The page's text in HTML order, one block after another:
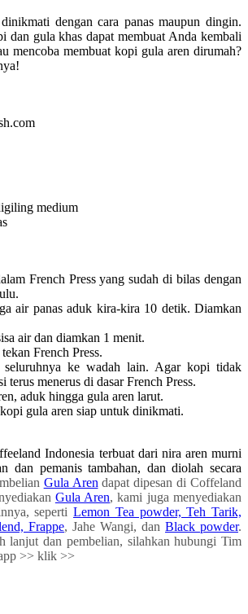
dengan cara panas maupun dingin.
dan gula khas dapat membuat Anda kembali
mencoba membuat kopi gula aren dirumah?
medium
French Press yang sudah di bilas dengan
air panas aduk kira-kira 10 detik. Diamkan
air dan diamkan 1 menit.
French Press.
ke wadah lain. Agar kopi tidak
terus menerus di dasar French Press.
aduk hingga gula aren larut.
gula aren siap untuk dinikmati.
Indonesia terbuat dari nira aren murni
dan pemanis tambahan, dan diolah secara
Gula Aren dapat dipesan di Coffeland
Gula Aren, kami juga menyediakan
seperti Lemon Tea powder, Teh Tarik,
Frappe, Jahe Wangi, dan Black powder.
lanjut dan pembelian, silahkan hubungi Tim
>> klik >>